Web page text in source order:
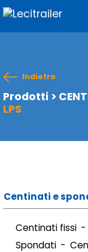
Indietro
Prodotti >
LPS
Centinati e
Centinati fissi
Spondati